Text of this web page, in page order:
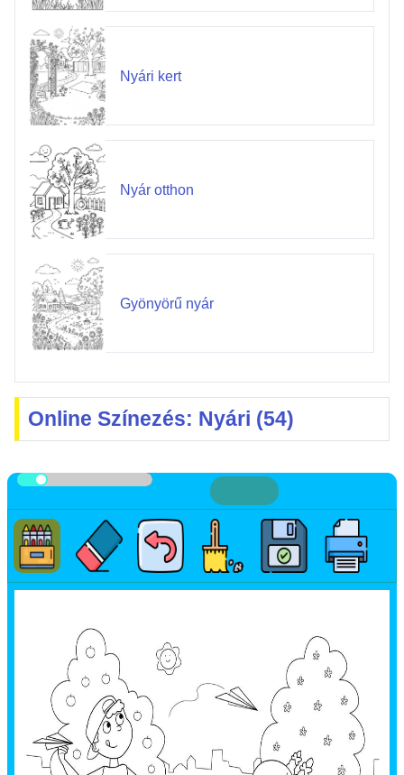
Nyári kert
Nyár otthon
Gyönyörű nyár
Online Színezés: Nyári (54)